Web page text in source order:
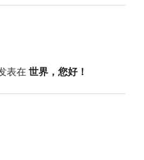
表在 世界，您好！